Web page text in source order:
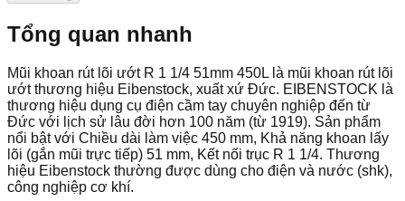
Tổng quan nhanh
Mũi khoan rút lõi ướt R 1 1/4 51mm 450L là mũi khoan rút lõi
ướt thương hiệu Eibenstock, xuất xứ Đức. EIBENSTOCK là
thương hiệu dụng cụ điện cầm tay chuyên nghiệp đến từ
Đức với lịch sử lâu đời hơn 100 năm (từ 1919). Sản phẩm
nổi bật với Chiều dài làm việc 450 mm, Khả năng khoan lấy
lõi (gắn mũi trực tiếp) 51 mm, Kết nối trục R 1 1/4. Thương
hiệu Eibenstock thường được dùng cho điện và nước (shk),
công nghiệp cơ khí.